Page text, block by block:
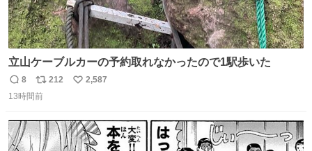
立山ケーブルカーの予約取れなかったので1駅歩いた
返
信
8
リ
ポ
ト
数
212
い
数
2,587
13時間前